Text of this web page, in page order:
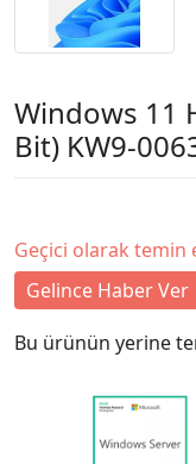
Windows 11
Bit) KW9-
Geçici olarak temin
Gelince Haber Ver
Bu ürünün yerine